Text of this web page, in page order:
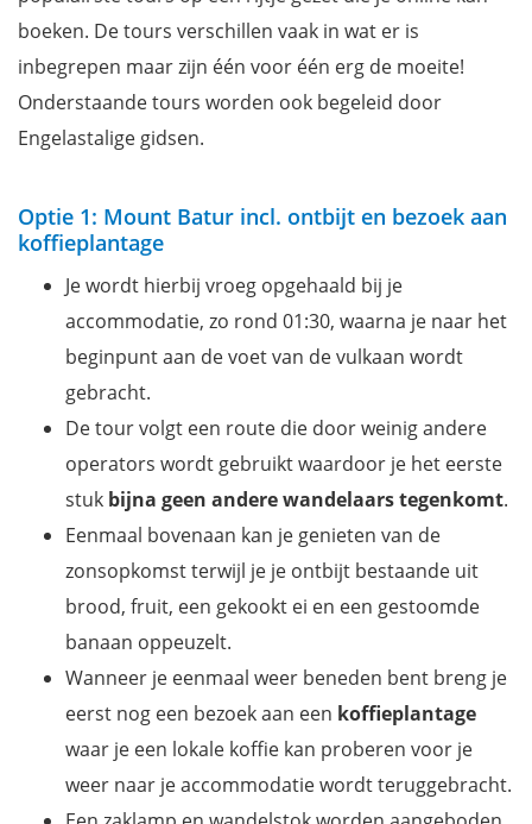
boeken. De tours verschillen vaak in wat er is
inbegrepen maar zijn één voor één erg de moeite!
Onderstaande tours worden ook begeleid door
Engelastalige gidsen.
Optie 1: Mount Batur incl. ontbijt en bezoek aan
koffieplantage
Je wordt hierbij vroeg opgehaald bij je
accommodatie, zo rond 01:30, waarna je naar het
beginpunt aan de voet van de vulkaan wordt
gebracht.
De tour volgt een route die door weinig andere
operators wordt gebruikt waardoor je het eerste
stuk bijna geen andere wandelaars tegenkomt.
Eenmaal bovenaan kan je genieten van de
zonsopkomst terwijl je je ontbijt bestaande uit
brood, fruit, een gekookt ei en een gestoomde
banaan oppeuzelt.
Wanneer je eenmaal weer beneden bent breng je
eerst nog een bezoek aan een koffieplantage
waar je een lokale koffie kan proberen voor je
weer naar je accommodatie wordt teruggebracht.